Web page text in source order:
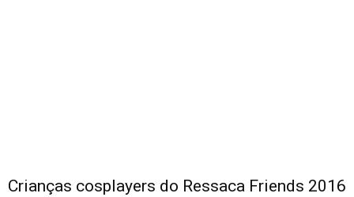
Crianças cosplayers do Ressaca Friends 2016